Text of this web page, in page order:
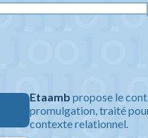
Etaamb propose le
promulgation, traité
contexte relationnel.